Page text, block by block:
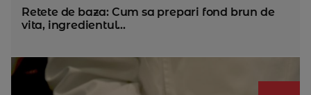
Retete de baza: Cum sa prepari fond brun de
vita, ingredientul...